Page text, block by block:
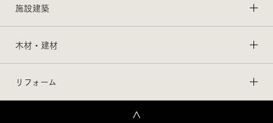
施設建築
木材・建材
リフォーム